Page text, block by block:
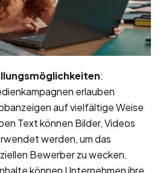
:
erlauben
auf vielfältige Weise
Text können Bilder, Videos
werden, um das
Bewerber zu wecken.